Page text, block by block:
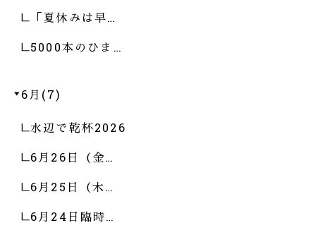
「夏休みは早…
5000本のひま…
6月(7)
水辺で乾杯2026
6月26日（金…
6月25日（木…
6月24日臨時…